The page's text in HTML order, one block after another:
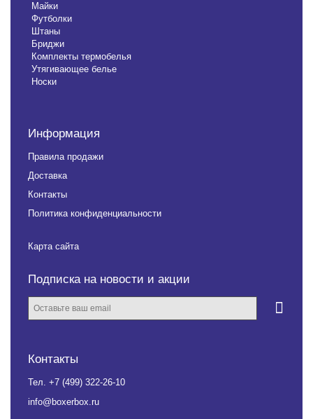
Майки
Футболки
Штаны
Бриджи
Комплекты термобелья
Утягивающее белье
Носки
Информация
Правила продажи
Доставка
Контакты
Политика конфиденциальности
Карта сайта
Подписка на новости и акции
Контакты
Тел. +7 (499) 322-26-10
info@boxerbox.ru